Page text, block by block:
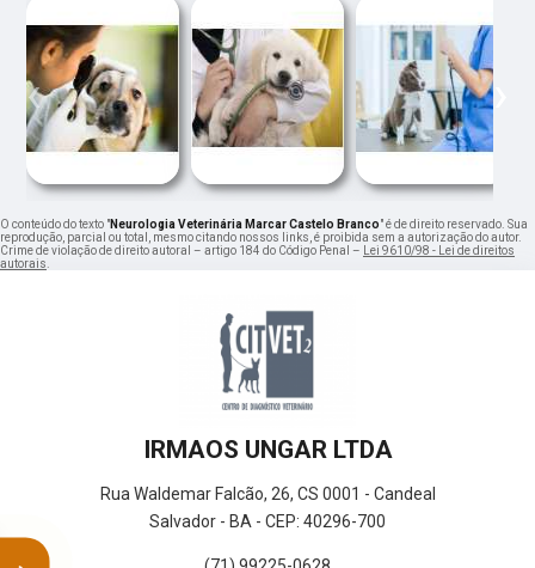
‹ ›
O conteúdo do texto "Neurologia Veterinária Marcar Castelo Branco" é de direito reservado. Sua
reprodução, parcial ou total, mesmo citando nossos links, é proibida sem a autorização do autor.
Crime de violação de direito autoral – artigo 184 do Código Penal –
Lei 9610/98 - Lei de direitos
autorais
IRMAOS UNGAR LTDA
Rua Waldemar Falcão, 26, CS 0001 - Candeal
Salvador - BA - CEP: 40296-700